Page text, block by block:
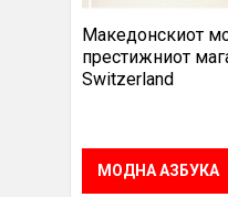
Македонскиот
престижниот
Switzerland
МОДНА АЗБУКА